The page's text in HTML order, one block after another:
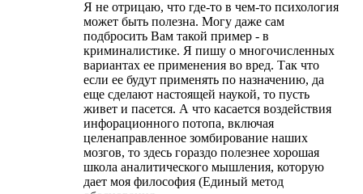
Я не отрицаю, что где-то в чем-то психология
может быть полезна. Могу даже сам
подбросить Вам такой пример - в
криминалистике. Я пишу о многочисленных
вариантах ее применения во вред. Так что
если ее будут применять по назначению, да
еще сделают настоящей наукой, то пусть
живет и пасется. А что касается воздействия
инфорационного потопа, включая
целенаправленное зомбирование наших
мозгов, то здесь гораздо полезнее хорошая
школа аналитического мышления, которую
дает моя философия (Единый метод